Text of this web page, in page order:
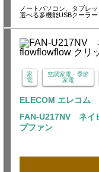
ノートパソコン、タブレ
選べる多機能USBクーラー
家
電
空調家電・季節
家電
ELECOM エレコム
FAN-U217NV ネ
プファン